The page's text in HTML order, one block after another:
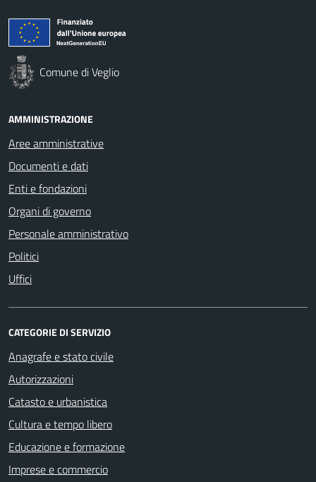
Comune di Veglio
AMMINISTRAZIONE
Aree amministrative
Documenti e dati
Enti e fondazioni
Organi di governo
Personale amministrativo
Politici
Uffici
CATEGORIE DI SERVIZIO
Anagrafe e stato civile
Autorizzazioni
Catasto e urbanistica
Cultura e tempo libero
Educazione e formazione
Imprese e commercio